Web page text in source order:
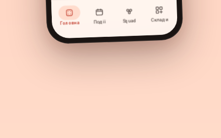
15 € з учасника · 12 / 18 сплачено
Головна Події Squad Склади